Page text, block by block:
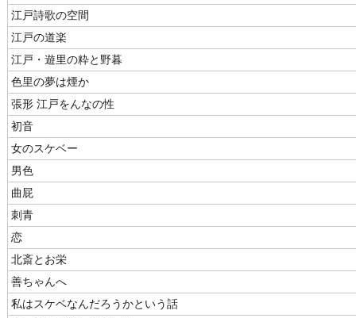
江戸詩歌の空間
江戸の道楽
江戸・遊里の粋と野暮
色里の夢は煙か
張形 江戸をんなの性
初音
女のスケベー
男色
曲屁
刺青
恋
北斎とお栄
善ちゃんへ
私はスケベなんだろうかという話